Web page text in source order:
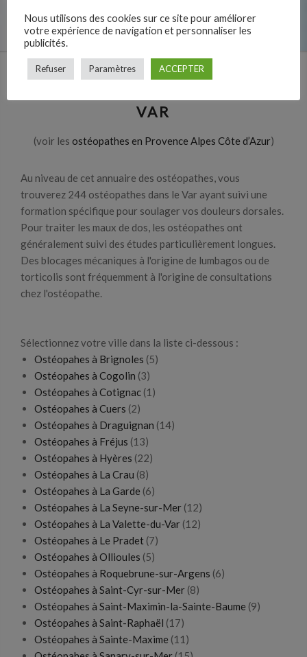
VAR
(voir les ostéopathes en Provence Alpes Côte d’Azur)
Au niveau de cet annuaire des ostéopathes, vous
trouverez 244 ostéopathes dans le Var ayant suivi une
formation spécifique pour soulager vos douleurs dorsales.
Pour traiter les maux de dos, les ostéopathes ont
généralement suivi des études particulièrement longues.
Des blocages mécaniques à l'origine de lumbagos ou de
torticolis sont fréquemment à l'origine de consultations
chez l'ostéopathe.
Sélectionnez votre ville dans la liste ci-dessous :
Ostéopahes à Brignoles (5)
Ostéopahes à Cogolin (3)
Ostéopahes à Cotignac (1)
Ostéopahes à Cuers (2)
Ostéopahes à Draguignan (14)
Ostéopahes à Fréjus (13)
Ostéopahes à Hyères (22)
Ostéopahes à La Crau (8)
Ostéopahes à La Garde (6)
Ostéopahes à La Seyne-sur-Mer (12)
Ostéopahes à La Valette-du-Var (12)
Ostéopahes à Le Pradet (7)
Ostéopahes à Ollioules (5)
Ostéopahes à Roquebrune-sur-Argens (6)
Ostéopahes à Saint-Cyr-sur-Mer (8)
Ostéopahes à Saint-Maximin-la-Sainte-Baume (9)
Ostéopahes à Saint-Raphaël (17)
Ostéopahes à Sainte-Maxime (11)
Nous utilisons des cookies sur ce site pour améliorer
votre expérience de navigation et personnaliser les
publicités.
Refuser Paramètres ACCEPTER